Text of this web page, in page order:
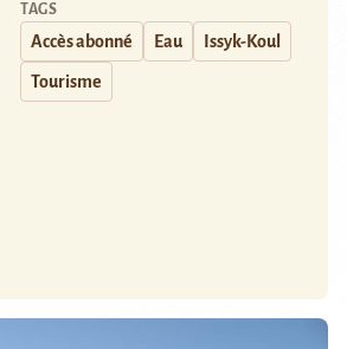
TAGS
Accès abonné Eau Issyk-Koul
Tourisme